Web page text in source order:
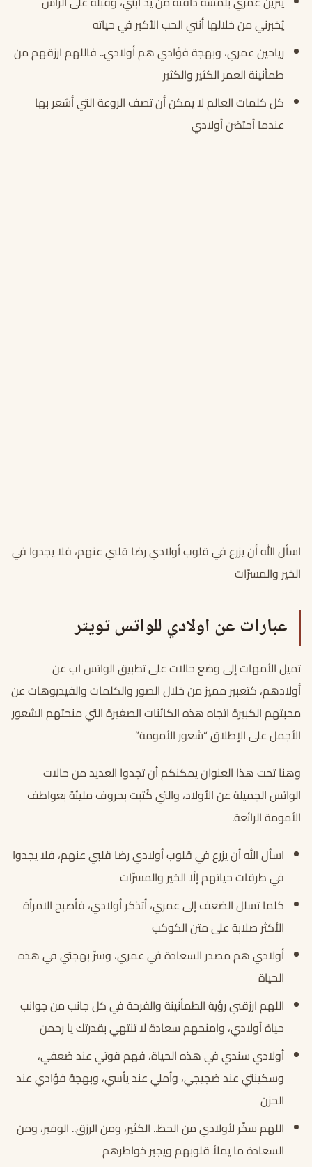
يُخبرني من خلالها أنني الحب الأكبر في حياته
رياحين عمري، وبهجة فؤادي هم أولادي.. فاللهم ارزقهم من
طمأنينة العمر الكثير والكثير
كل كلمات العالم لا يمكن أن تصف الروعة التي أشعر بها
عندما أحتضن أولادي
اسأل الله أن يزرع في قلوب أولادي رضا قلبي عنهم، فلا يجدوا في
الخير والمسرّات
عبارات عن اولادي للواتس تويتر
تميل الأمهات إلى وضع حالات على تطبيق الواتس اب عن
أولادهم، كتعبير مميز من خلال الصور والكلمات والفيديوهات عن
محبتهم الكبيرة اتجاه هذه الكائنات الصغيرة التي منحتهم الشعور
الأجمل على الإطلاق “شعور الأمومة”
وهنا تحت هذا العنوان يمكنكم أن تجدوا العديد من حالات
الواتس الجميلة عن الأولاد، والتي كُتبت بحروف مليئة بعواطف
الأمومة الرائعة.
اسأل الله أن يزرع في قلوب أولادي رضا قلبي عنهم، فلا يجدوا
في طرقات حياتهم إلّا الخير والمسرّات
كلما تسلل الضعف إلى عمري، أتذكر أولادي، فأصبح الامرأة
الأكثر صلابة على متن الكوكب
أولادي هم مصدر السعادة في عمري، وسرّ بهجتي في هذه
الحياة
اللهم ارزقني رؤية الطمأنينة والفرحة في كل جانب من جوانب
حياة أولادي، وامنحهم سعادة لا تنتهي بقدرتك يا رحمن
أولادي سندي في هذه الحياة، فهم قوتي عند ضعفي،
وسكينتي عند ضجيجي، وأملي عند يأسي، وبهجة فؤادي عند
الحزن
اللهم سخّر لأولادي من الحظ.. الكثير، ومن الرزق.. الوفير، ومن
السعادة ما يملأ قلوبهم ويجبر خواطرهم